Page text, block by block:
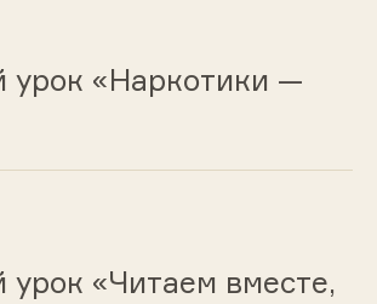
урок «Наркотики —
«Читаем вместе,